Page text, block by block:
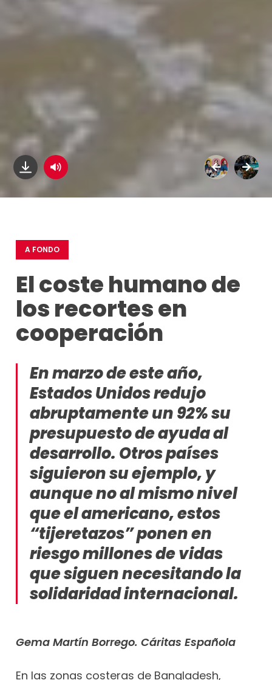
A FONDO
El coste humano de
los recortes en
cooperación
En marzo de este año,
Estados Unidos redujo
abruptamente un 92% su
presupuesto de ayuda al
desarrollo. Otros países
siguieron su ejemplo, y
aunque no al mismo nivel
que el americano, estos
“tijeretazos” ponen en
riesgo millones de vidas
que siguen necesitando la
solidaridad internacional.
Gema Martín Borrego. Cáritas Española
En las zonas costeras de Bangladesh,